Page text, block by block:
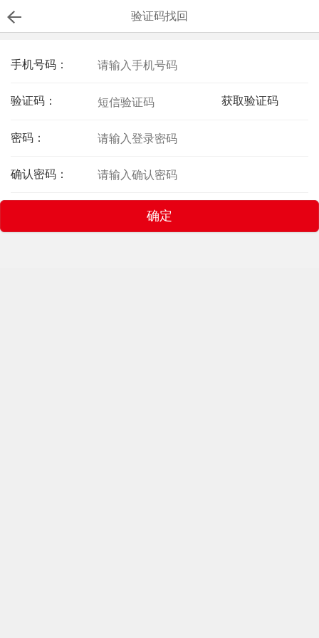
验证码找回
手机号码：
验证码： 获取验证码
密码：
确认密码：